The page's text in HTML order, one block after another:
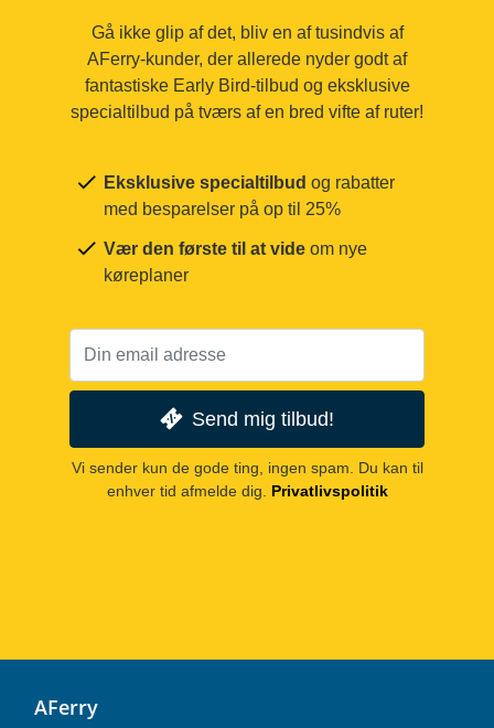
Gå ikke glip af det, bliv en af tusindvis af
AFerry-kunder, der allerede nyder godt af
fantastiske Early Bird-tilbud og eksklusive
specialtilbud på tværs af en bred vifte af ruter!
Eksklusive specialtilbud og rabatter
med besparelser på op til 25%
Vær den første til at vide om nye
køreplaner
Send mig tilbud!
Vi sender kun de gode ting, ingen spam. Du kan til
enhver tid afmelde dig.
Privatlivspolitik
AFerry